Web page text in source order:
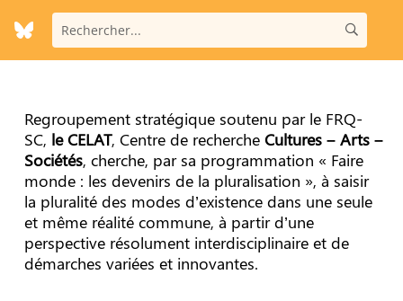
Regroupement stratégique soutenu par le FRQ-
SC, le CELAT, Centre de recherche Cultures – Arts –
Sociétés, cherche, par sa programmation « Faire
monde : les devenirs de la pluralisation », à saisir
la pluralité des modes d’existence dans une seule
et même réalité commune, à partir d’une
perspective résolument interdisciplinaire et de
démarches variées et innovantes.